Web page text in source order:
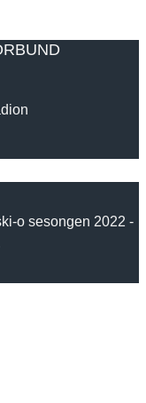
o sesongen 2022 -